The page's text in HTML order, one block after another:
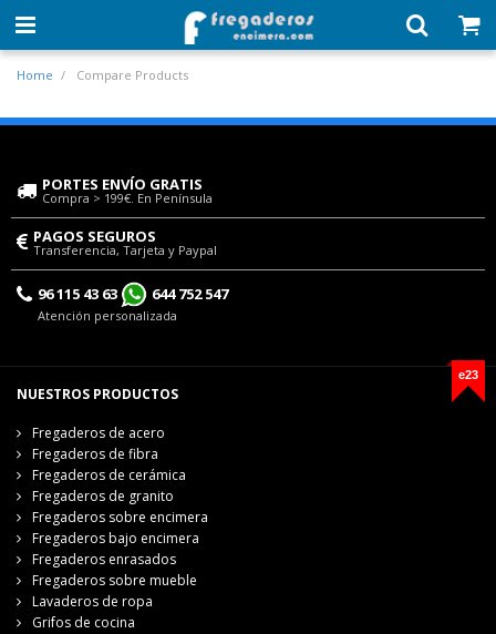
Home Compare Products
PORTES ENVÍO GRATIS
Compra > 199€. En Península
PAGOS SEGUROS
Transferencia, Tarjeta y Paypal
96 115 43 63 644 752 547
Atención personalizada
e23
NUESTROS PRODUCTOS
Fregaderos de acero
Fregaderos de fibra
Fregaderos de cerámica
Fregaderos de granito
Fregaderos sobre encimera
Fregaderos bajo encimera
Fregaderos enrasados
Fregaderos sobre mueble
Lavaderos de ropa
Grifos de cocina